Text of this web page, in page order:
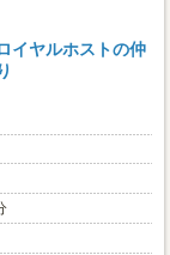
イヤルホストの仲